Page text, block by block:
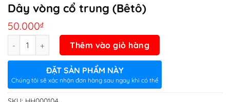
Dây vòng cổ trung (Bêtô)
50.000₫
Thêm vào giỏ hàng
ĐẶT SẢN PHẨM NÀY
Chúng tôi sẽ xác nhận đơn hàng sau ngay khi có thể